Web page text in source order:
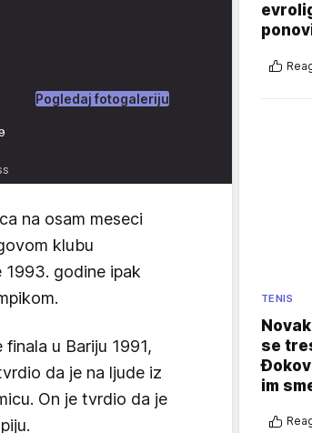
Pogledaj fotogaleriju
na osam meseci
klubu
1993. godine ipak
u Bariju 1991,
da je na ljude iz
On je tvrdio da je
TENIS
se
im